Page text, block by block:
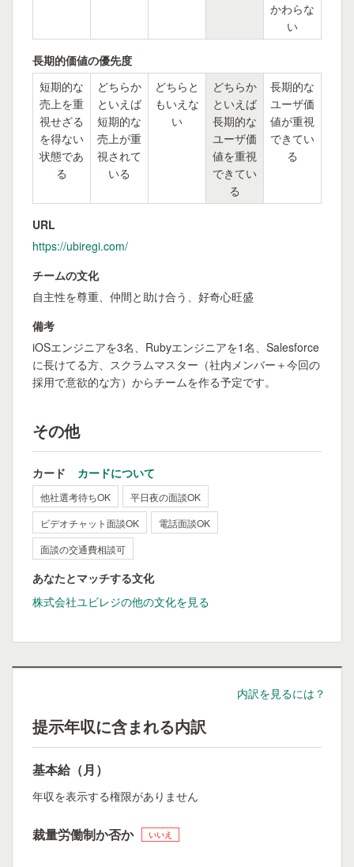
かわらな
い
長期的価値の優先度
短期的な
売上を重
視せざる
を得ない
状態であ
る
どちらか
といえば
短期的な
売上が重
視されて
いる
どちらと
もいえな
い
どちらか
といえば
長期的な
ユーザ価
値を重視
できてい
る
長期的な
ユーザ価
値が重視
できてい
る
URL
https://ubiregi.com/
チームの文化
自主性を尊重、仲間と助け合う、好奇心旺盛
備考
iOSエンジニアを3名、Rubyエンジニアを1名、Salesforce
に長けてる方、スクラムマスター（社内メンバー＋今回の
採用で意欲的な方）からチームを作る予定です。
その他
カード カードについて
他社選考待ちOK
平日夜の面談OK
ビデオチャット面談OK
電話面談OK
面談の交通費相談可
あなたとマッチする文化
株式会社ユビレジの他の文化を見る
内訳を見るには？
提示年収に含まれる内訳
基本給（月）
年収を表示する権限がありません
裁量労働制か否か いいえ